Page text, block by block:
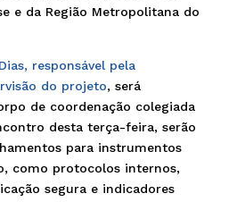
e da Região Metropolitana do
responsável pela
do projeto, será
de coordenação colegiada
desta terça-feira, serão
para instrumentos
como protocolos internos,
segura e indicadores